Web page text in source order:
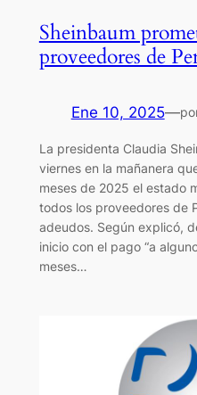
Sheinbaum
proveedores de
Ene 10, 2025—
La presidenta Claudia
viernes en la mañanera
meses de 2025 el estado
todos los proveedores de
adeudos. Según explicó,
inicio con el pago “a
meses…